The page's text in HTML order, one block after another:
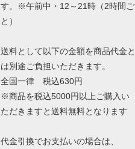
す。※午前中・12～21時（2時間ご
と）
送料として以下の金額を商品代金と
は別途ご負担いただきます。
全国一律 税込630円
※商品を税込5000円以上ご購入い
ただきますと送料無料となります
代金引換でお支払いの場合は、